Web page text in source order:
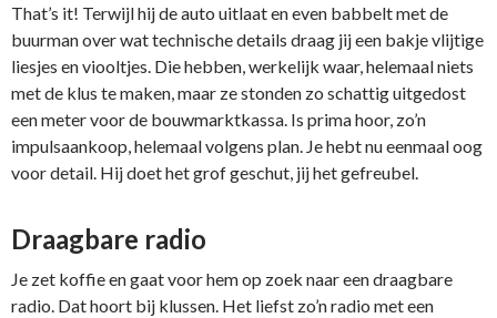
That’s it! Terwijl hij de auto uitlaat en even babbelt met de
buurman over wat technische details draag jij een bakje vlijtige
liesjes en viooltjes. Die hebben, werkelijk waar, helemaal niets
met de klus te maken, maar ze stonden zo schattig uitgedost
een meter voor de bouwmarktkassa. Is prima hoor, zo’n
impulsaankoop, helemaal volgens plan. Je hebt nu eenmaal oog
voor detail. Hij doet het grof geschut, jij het gefreubel.
Draagbare radio
Je zet koffie en gaat voor hem op zoek naar een draagbare
radio. Dat hoort bij klussen. Het liefst zo’n radio met een